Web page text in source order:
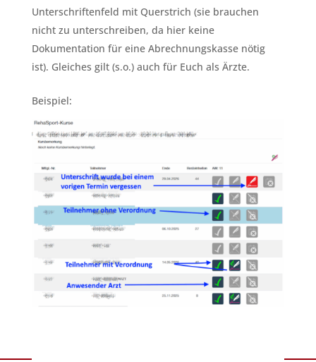
Unterschriftenfeld mit Querstrich (sie brauchen
nicht zu unterschreiben, da hier keine
Dokumentation für eine Abrechnungskasse nötig
ist). Gleiches gilt (s.o.) auch für Euch als Ärzte.
Beispiel: